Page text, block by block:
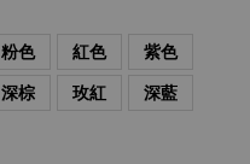
粉色 紅色 紫色
深棕 玫紅 深藍